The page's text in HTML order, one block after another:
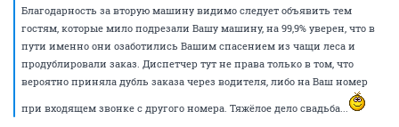
Благодарность за вторую машину видимо следует объявить тем
гостям, которые мило подрезали Вашу машину, на 99,9% уверен, что в
пути именно они озаботились Вашим спасением из чащи леса и
продублировали заказ. Диспетчер тут не права только в том, что
вероятно приняла дубль заказа через водителя, либо на Ваш номер
при входящем звонке с другого номера. Тяжёлое дело свадьба...